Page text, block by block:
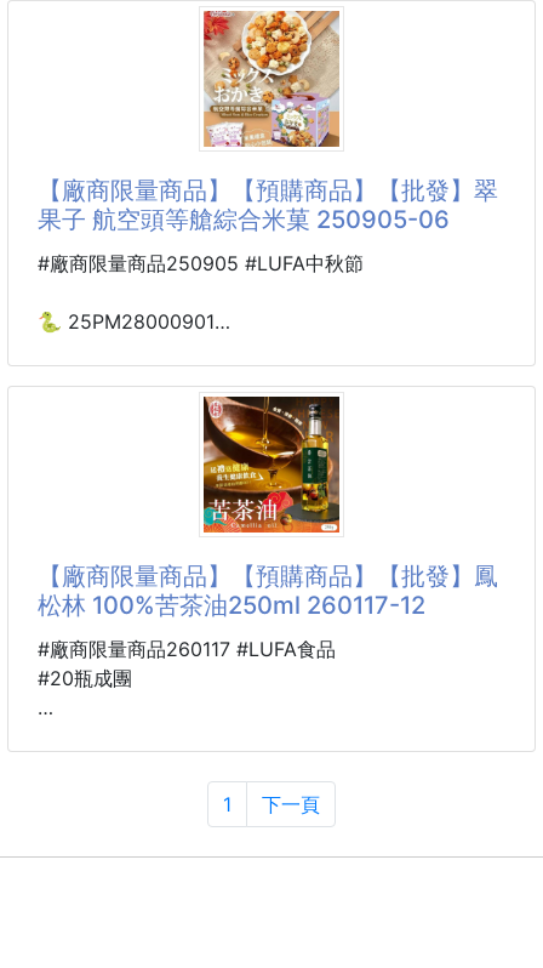
裂，即使濕水依然強韌。
※廠商控價…零售價不可低於$99
脆爽辣味×童年記憶×超涮嘴口感
古早味小零嘴，採用傳統做法
道地口感，吃起來微辣厚實好吃
小時候最愛跑到甘媽店去搜括的小零嘴
是每個7年級8年級生共同的回憶
就是那個滋味😍屬於我們的小確幸
🤍嚴選在地土芒果，循古法製作，佐以少許辣椒、百
【廠商限量商品】【預購商品】【批發】翠
果子 航空頭等艙綜合米菓 250905-06
#廠商限量商品250905 #LUFA中秋節
🐍 25PM28000901
★這米果實在是太好吃了！！！
內含8種口味，每種口味都好好吃！
❺醬燒米菓 ❻ 翠菓子醬燒豆
❼ BBQ米菓 ❽ 翠菓子原味豆
不用挑，也沒有選擇障礙
一次8種口味，滿足您挑剔的味蕾~❤
✔小包裝設計，走到哪吃到哪，嘴饞時來一包，優雅
又不會餓肚子，真的太棒了！
✔而且一包裡就能吃到不同的米菓，小小一包，不用
【廠商限量商品】【預購商品】【批發】鳳
松林 100%苦茶油250ml 260117-12
#廠商限量商品260117 #LUFA食品
#20瓶成團
※廠商控價…零售價不可低於$329
1 下一頁